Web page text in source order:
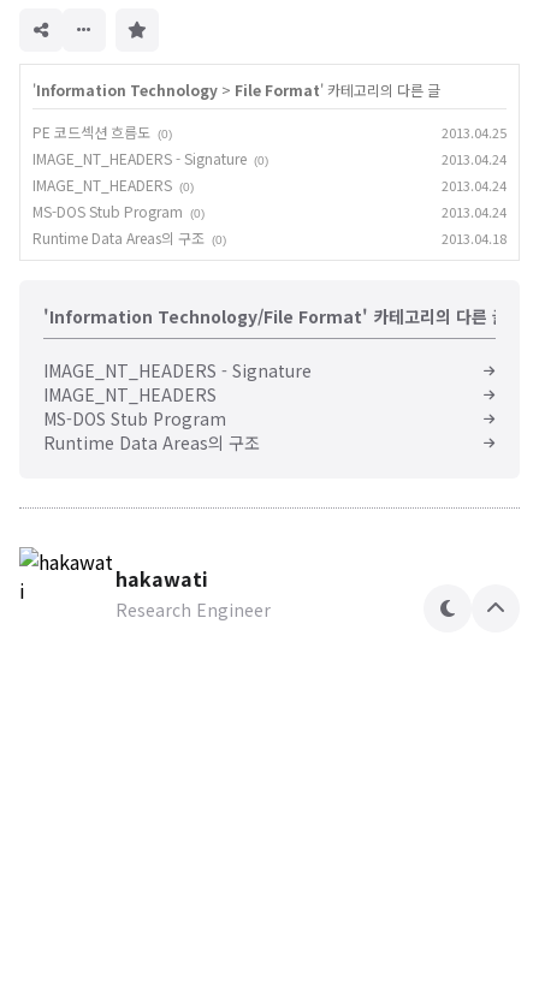
'Information Technology > File Format' 카테고리의 다른 글
PE 코드섹션 흐름도 (0) 2013.04.25
IMAGE_NT_HEADERS - Signature (0) 2013.04.24
IMAGE_NT_HEADERS (0) 2013.04.24
MS-DOS Stub Program (0) 2013.04.24
Runtime Data Areas의 구조 (0) 2013.04.18
'Information Technology/File Format' 카테고리의 다른 글
IMAGE_NT_HEADERS - Signature
IMAGE_NT_HEADERS
MS-DOS Stub Program
Runtime Data Areas의 구조
hakawati
Research Engineer
테
상